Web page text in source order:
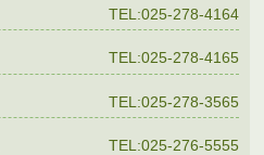
TEL:025-278-4164
TEL:025-278-4165
TEL:025-278-3565
TEL:025-276-5555